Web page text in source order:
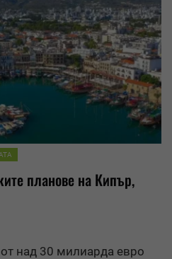
планове на Кипър,
над 30 милиарда евро